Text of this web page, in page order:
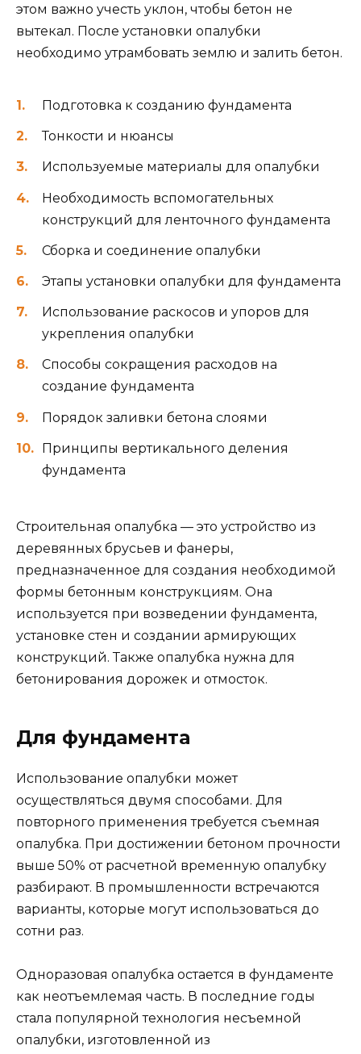
этом важно учесть уклон, чтобы бетон не
вытекал. После установки опалубки
необходимо утрамбовать землю и залить бетон.
Подготовка к созданию фундамента
Тонкости и нюансы
Используемые материалы для опалубки
Необходимость вспомогательных
конструкций для ленточного фундамента
Сборка и соединение опалубки
Этапы установки опалубки для фундамента
Использование раскосов и упоров для
укрепления опалубки
Способы сокращения расходов на
создание фундамента
Порядок заливки бетона слоями
Принципы вертикального деления
фундамента
Строительная опалубка — это устройство из
деревянных брусьев и фанеры,
предназначенное для создания необходимой
формы бетонным конструкциям. Она
используется при возведении фундамента,
установке стен и создании армирующих
конструкций. Также опалубка нужна для
бетонирования дорожек и отмосток.
Для фундамента
Использование опалубки может
осуществляться двумя способами. Для
повторного применения требуется съемная
опалубка. При достижении бетоном прочности
выше 50% от расчетной временную опалубку
разбирают. В промышленности встречаются
варианты, которые могут использоваться до
сотни раз.
Одноразовая опалубка остается в фундаменте
как неотъемлемая часть. В последние годы
стала популярной технология несъемной
опалубки, изготовленной из